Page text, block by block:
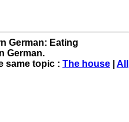
German: Eating
German.
same topic : The house
All